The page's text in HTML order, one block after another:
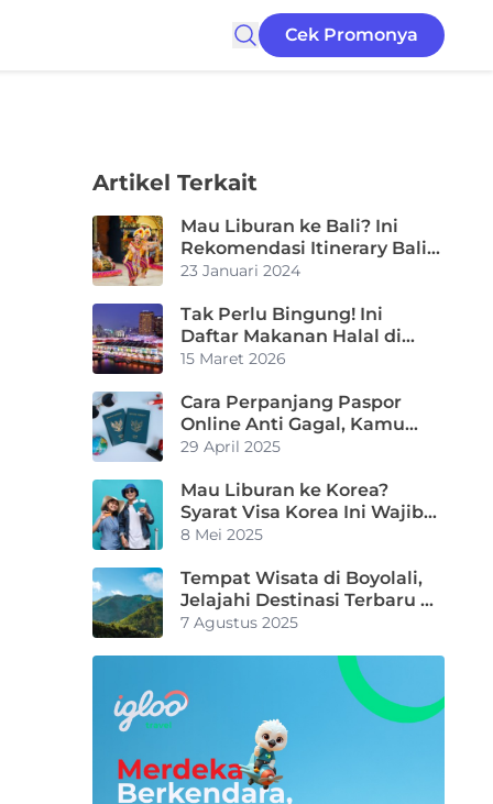
Cek Promonya
Artikel Terkait
Mau Liburan ke Bali? Ini
Rekomendasi Itinerary Bali
yang Bisa Kamu Coba
23 Januari 2024
Tak Perlu Bingung! Ini
Daftar Makanan Halal di
Singapura Paling Populer
15 Maret 2026
Cara Perpanjang Paspor
Online Anti Gagal, Kamu
Wajib Tahu!
29 April 2025
Mau Liburan ke Korea?
Syarat Visa Korea Ini Wajib
Kamu Tahu
8 Mei 2025
Tempat Wisata di Boyolali,
Jelajahi Destinasi Terbaru &
Instagrammable untuk
7 Agustus 2025